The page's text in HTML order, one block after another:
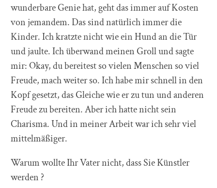
wunderbare Genie hat, geht das immer auf Kosten
von jemandem. Das sind natürlich immer die
Kinder. Ich kratzte nicht wie ein Hund an die Tür
und jaulte. Ich überwand meinen Groll und sagte
mir: Okay, du bereitest so vielen Menschen so viel
Freude, mach weiter so. Ich habe mir schnell in den
Kopf gesetzt, das Gleiche wie er zu tun und anderen
Freude zu bereiten. Aber ich hatte nicht sein
Charisma. Und in meiner Arbeit war ich sehr viel
mittelmäßiger.
Warum wollte Ihr Vater nicht, dass Sie Künstler
werden ?